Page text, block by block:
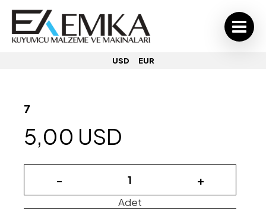
USD EUR
7
5,00 USD
- +
Adet